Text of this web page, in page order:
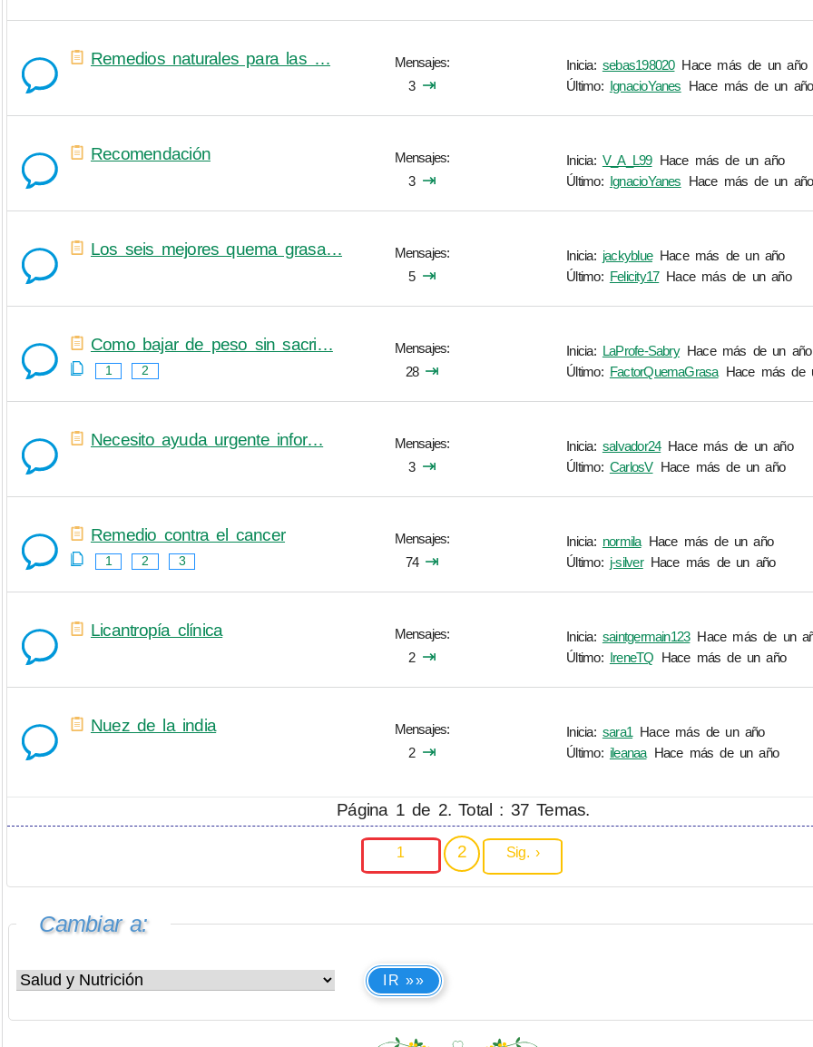
Remedios naturales para las …
Mensajes
3 ⇥
Inicia: sebas198020 Hace más de un año
Último: IgnacioYanes Hace más de un año
Recomendación
Mensajes
3 ⇥
Inicia: V_A_L99 Hace más de un año
Último: IgnacioYanes Hace más de un año
Los seis mejores quema grasa…
Mensajes
5 ⇥
Inicia: jackyblue Hace más de un año
Último: Felicity17 Hace más de un año
Como bajar de peso sin sacri…
1 2
Mensajes
28 ⇥
Inicia: LaProfe-Sabry Hace más de un año
Último: FactorQuemaGrasa Hace más de
Necesito ayuda urgente infor…
Mensajes
3 ⇥
Inicia: salvador24 Hace más de un año
Último: CarlosV Hace más de un año
Remedio contra el cancer
1 2 3
Mensajes
74 ⇥
Inicia: normila Hace más de un año
Último: j-silver Hace más de un año
Licantropía clínica
Mensajes
2 ⇥
Inicia: saintgermain123 Hace más de un
Último: IreneTQ Hace más de un año
Nuez de la india
Mensajes
2 ⇥
Inicia: sara1 Hace más de un año
Último: ileanaa Hace más de un año
Página 1 de 2. Total : 37 Temas.
1 2 Sig. ›
Cambiar a:
IR »»